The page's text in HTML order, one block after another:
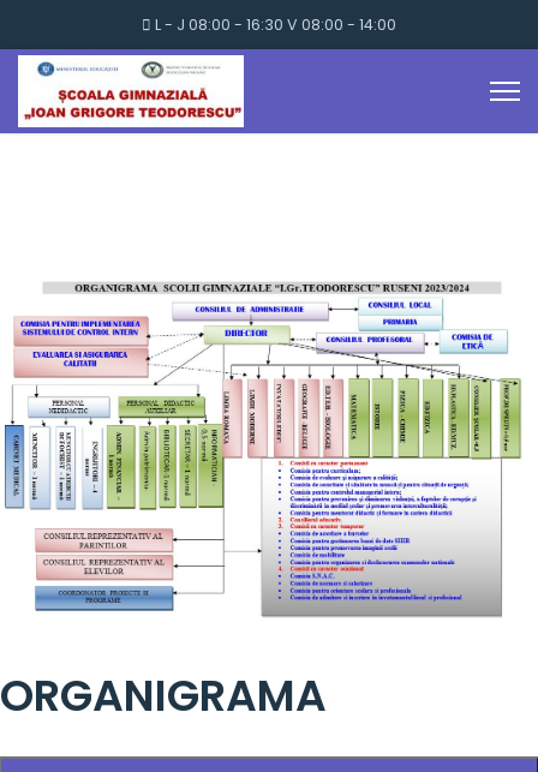
L - J 08:00 - 16:30 V 08:00 - 14:00
ORGANIGRAMA